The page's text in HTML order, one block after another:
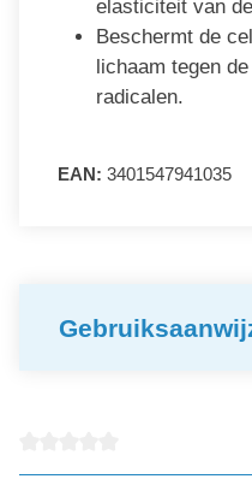
elasticiteit van
Beschermt de
lichaam tegen
radicalen.
EAN: 3401547941035